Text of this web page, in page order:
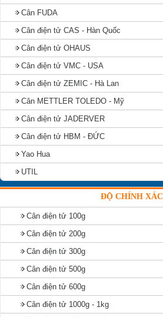
Cân FUDA
Cân điện tử CAS - Hàn Quốc
Cân điện tử OHAUS
Cân điện tử VMC - USA
Cân điện tử ZEMIC - Hà Lan
Cân METTLER TOLEDO - Mỹ
Cân điện tử JADERVER
Cân điện tử HBM - ĐỨC
Yao Hua
UTIL
ĐỘ CHÍNH XÁC
Cân điện tử 100g
Cân điện tử 200g
Cân điện tử 300g
Cân điện tử 500g
Cân điện tử 600g
Cân điện tử 1000g - 1kg